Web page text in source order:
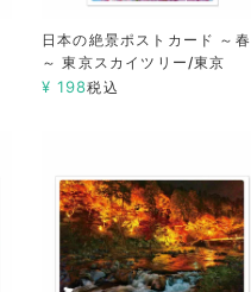
日本の絶景ポストカード ～春
～ 東京スカイツリー/東京
¥ 198税込